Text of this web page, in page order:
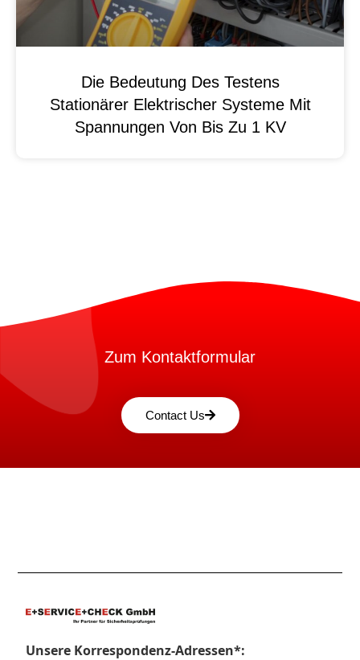
Die Bedeutung Des Testens
Stationärer Elektrischer Systeme Mit
Spannungen Von Bis Zu 1 KV
Zum Kontaktformular
Contact Us
Unsere Korrespondenz-Adressen*: